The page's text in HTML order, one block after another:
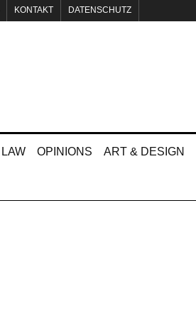
KONTAKT DATENSCHUTZ
LAW OPINIONS ART & DESIGN